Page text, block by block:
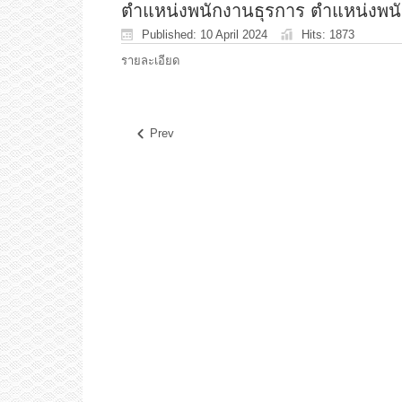
ตำแหน่งพนักงานธุรการ ตำแหน่งพ
Published: 10 April 2024
Hits: 1873
รายละเอียด
Prev